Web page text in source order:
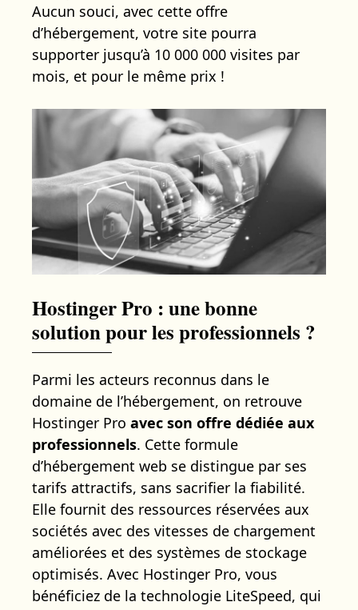
Aucun souci, avec cette offre
d’hébergement, votre site pourra
supporter jusqu’à 10 000 000 visites par
mois, et pour le même prix !
Hostinger Pro : une bonne
solution pour les professionnels ?
Parmi les acteurs reconnus dans le
domaine de l’hébergement, on retrouve
Hostinger Pro avec son offre dédiée aux
professionnels. Cette formule
d’hébergement web se distingue par ses
tarifs attractifs, sans sacrifier la fiabilité.
Elle fournit des ressources réservées aux
sociétés avec des vitesses de chargement
améliorées et des systèmes de stockage
optimisés. Avec Hostinger Pro, vous
bénéficiez de la technologie LiteSpeed, qui